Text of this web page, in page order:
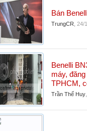
Bán
TrungCR 24/
Benelli
máy,
TPHCM,
Trần Thế Huy